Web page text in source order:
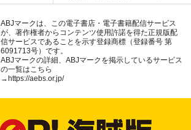
ABJマークは、この電子書店・電子書籍配信サービス
が、著作権者からコンテンツ使用許諾を得た正規版配
信サービスであることを示す登録商標（登録番号 第
6091713号）です。
ABJマークの詳細、ABJマークを掲示しているサービス
の一覧はこちら
→ https://aebs.or.jp/